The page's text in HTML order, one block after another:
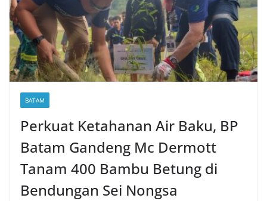
BATAM
Perkuat Ketahanan Air Baku, BP
Batam Gandeng Mc Dermott
Tanam 400 Bambu Betung di
Bendungan Sei Nongsa